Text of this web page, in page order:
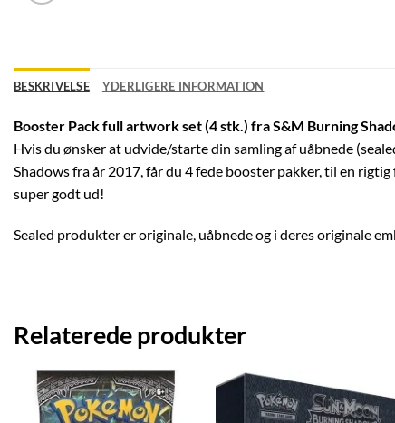
BESKRIVELSE YDERLIGERE INFORMATION
Booster Pack full artwork set (4 stk.) fra S&M Burning
Hvis du ønsker at udvide/starte din samling af uåbnede
Shadows fra år 2017, får du 4 fede booster pakker, til en
super godt ud!
Sealed produkter er originale, uåbnede og i deres originale
Relaterede produkter